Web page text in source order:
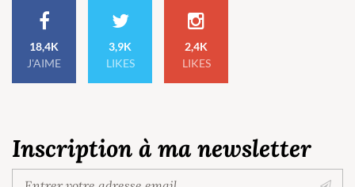
18,4K
J'AIME
3,9K
LIKES
2,4K
LIKES
Inscription à ma newsletter